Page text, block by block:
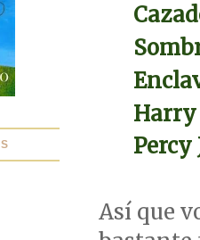
Harry
Percy
Así que